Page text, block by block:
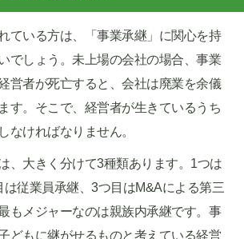
ている方は、「事業承継」に関心を持
でしょう。未上場の会社の場合、事業
営者が死亡すると、会社は廃業を余儀
す。そこで、経営者が生きているうち
なければなりません。
、大きく分けて3種類あります。1つは
は従業員承継、3つ目はM&Aによる第三
もメジャーなのは親族内承継です。事
どもに継がせるものと考えている経営